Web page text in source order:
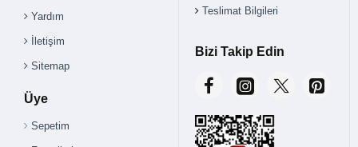
Yardım
İletişim
Sitemap
Üye
Sepetim
Teslimat Bilgileri
Bizi Takip Edin